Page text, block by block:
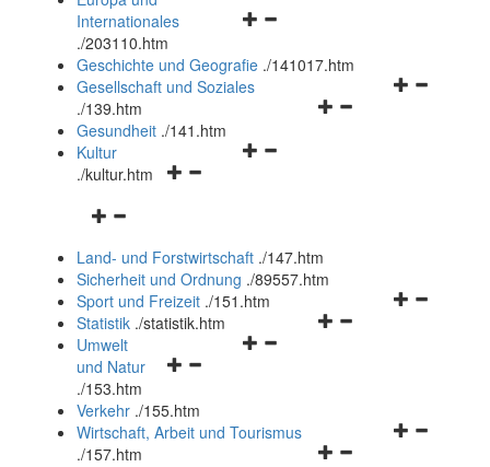
Navigationsmenü
und
schließen
Internationales
./203110.htm
Geschichte und Geografie ./141017.htm
Navigationsmenü
Gesellschaft und Soziales
./139.htm
Navigationsmenü
Gesundheit ./141.htm
Navigationsmenü
Kultur
./kultur.htm
Navigationsmenü
und
schließen
Land- und Forstwirtschaft ./147.htm
Sicherheit und Ordnung ./89557.htm
Navigationsmenü
Sport und Freizeit ./151.htm
Navigationsmenü
Statistik ./statistik.htm
Navigationsmenü
und
schließen
Umwelt
und Natur
./153.htm
Verkehr ./155.htm
Navigationsmenü
Wirtschaft, Arbeit und Tourismus
./157.htm